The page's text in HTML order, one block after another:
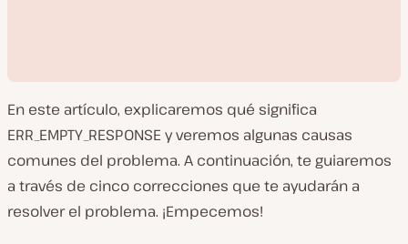
e
En este artículo, explicaremos qué significa
ERR_EMPTY_RESPONSE y veremos algunas causas
comunes del problema. A continuación, te guiaremos
a través de cinco correcciones que te ayudarán a
resolver el problema. ¡Empecemos!